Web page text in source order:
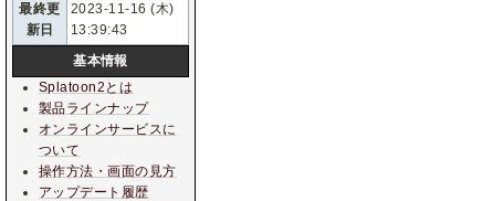
最終更
新日
2023-11-16 (木)
13:39:43
基本情報
Splatoon2とは
製品ラインナップ
オンラインサービスに
ついて
操作方法・画面の見方
アップデート履歴